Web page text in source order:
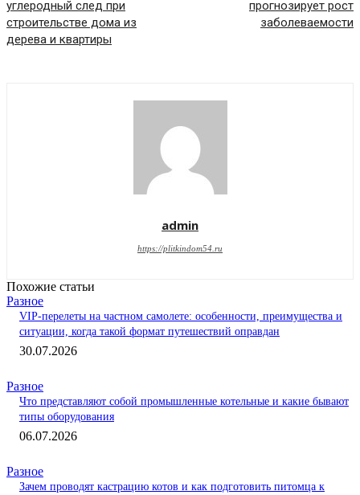
углеродный след при
строительстве дома из
дерева и квартиры
прогнозирует рост
заболеваемости
admin
https://plitkindom54.ru
Похожие статьи
Разное
VIP-перелеты на частном самолете: особенности, преимущества и
ситуации, когда такой формат путешествий оправдан
30.07.2026
Разное
Что представляют собой промышленные котельные и какие бывают
типы оборудования
06.07.2026
Разное
Зачем проводят кастрацию котов и как подготовить питомца к